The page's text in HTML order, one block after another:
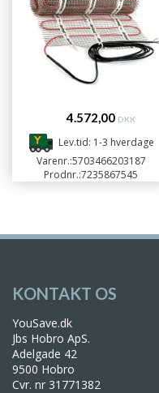
4.572,00 DKK
Lev.tid: 1-3 hverdage
Varenr.:5703466203187
Prodnr.:7235867545
KONTAKT OS
YouSave.dk
Jbs Hobro ApS.
Adelgade 42
9500 Hobro
Cvr. nr 31771382